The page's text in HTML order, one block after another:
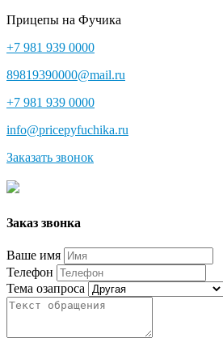
Прицепы на Фучика
+7 981 939 0000
89819390000@mail.ru
+7 981 939 0000
info@pricepyfuchika.ru
Заказать звонок
Заказ звонка
Ваше имя
Телефон
Тема озапроса